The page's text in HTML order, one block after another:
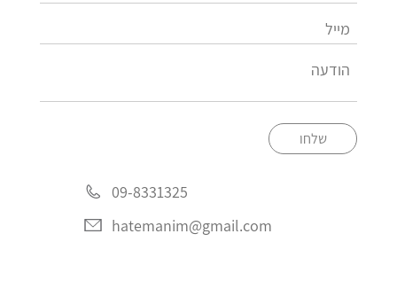
שלחו
09-8331325
hatemanim@gmail.com